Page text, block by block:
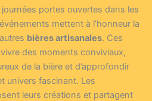
portes ouvertes dans les
mettent à l’honneur la
bières artisanales. Ces
des moments conviviaux,
de la bière et d’approfondir
univers fascinant. Les
leurs créations et partagent